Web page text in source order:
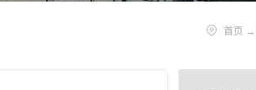
首页 →